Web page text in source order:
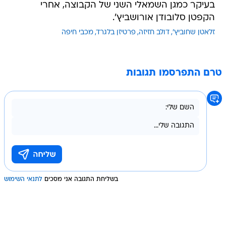
בעיקר כמגן השמאלי השני של הקבוצה, אחרי
הקפטן סלובודן אורושביץ'.
זלאטן שחוביץ' דולב חזיזה פרטיזן בלגרד מכבי חיפה
טרם התפרסמו תגובות
בשליחת התגובה אני מסכים לתנאי השימוש